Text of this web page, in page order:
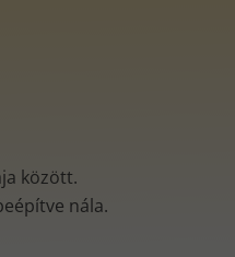
között.
nála.